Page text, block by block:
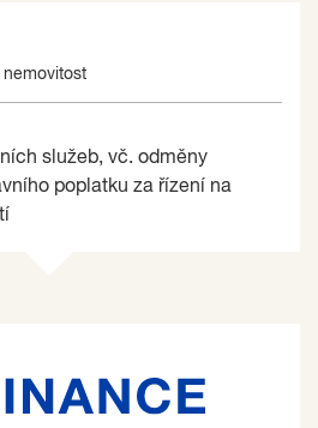
služeb, vč. odměny
poplatku za řízení na